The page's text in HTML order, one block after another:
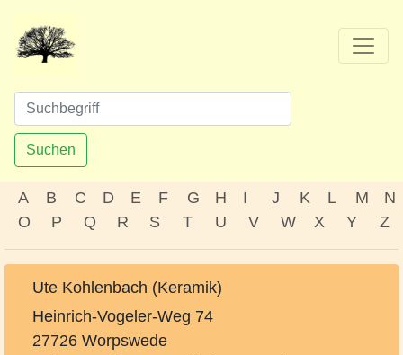
Suchen
A B C D E F G H I J K L M
N
O
P Q R S T U V W X Y Z
Ute Kohlenbach (Keramik)
Heinrich-Vogeler-Weg 74
27726 Worpswede